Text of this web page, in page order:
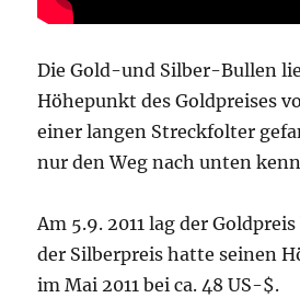
Die Gold-und Silber-Bullen
Höhepunkt des Goldpreises
einer langen Streckfolter
nur den Weg nach unten
Am 5.9. 2011 lag der
der Silberpreis hatte seinen
im Mai 2011 bei ca. 48 US-$.